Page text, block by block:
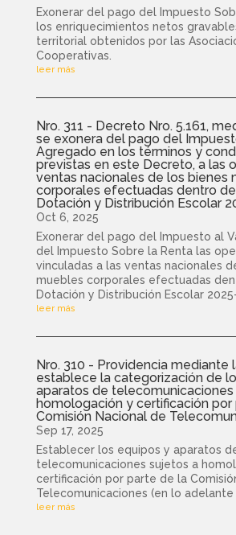
Exonerar del pago del Impuesto
los enriquecimientos netos
territorial obtenidos por las
Cooperativas.
leer más
Nro. 311 - Decreto Nro. 5.161,
se exonera del pago del
Agregado en los términos y
previstas en este Decreto, a las
ventas nacionales de los bienes
corporales efectuadas dentro
Dotación y Distribución Escolar
Oct 6, 2025
Exonerar del pago del Impuesto al
del Impuesto Sobre la Renta las
vinculadas a las ventas nacionales
muebles corporales efectuadas
Dotación y Distribución Escolar 2025-
leer más
Nro. 310 - Providencia mediante
establece la categorización de
aparatos de
homologación y certificación por
Comisión Nacional de
Sep 17, 2025
Establecer los equipos y aparatos
telecomunicaciones sujetos a
certificación por parte de la
Telecomunicaciones (en lo adelante
leer más